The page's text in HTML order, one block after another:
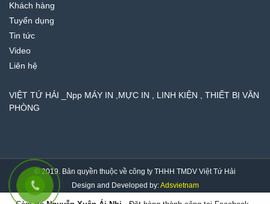
Khách hàng
Tuyển dụng
Tin tức
Video
Liên hệ
VIỆT TỨ HẢI _Npp MÁY IN ,MỰC IN , LINH KIỆN , THIẾT BỊ VĂN
PHÒNG
© 2019. Bản quyền thuộc về công ty THHH TMDV Việt Tứ Hải
Design and Developed by:Adsvietnam